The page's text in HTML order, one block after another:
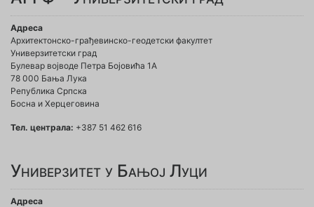
Адреса
Архитектонско-грађевинско-геодетски факултет
Универзитетски град
Булевар војводе Петра Бојовића 1A
78 000 Бања Лука
Република Српска
Босна и Херцеговина
Тел. централа: +387 51 462 616
Универзитет у Бањој Луци
Адреса